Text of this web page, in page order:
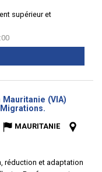
supérieur et
(VIA)
MAURITANIE
réduction et adaptation